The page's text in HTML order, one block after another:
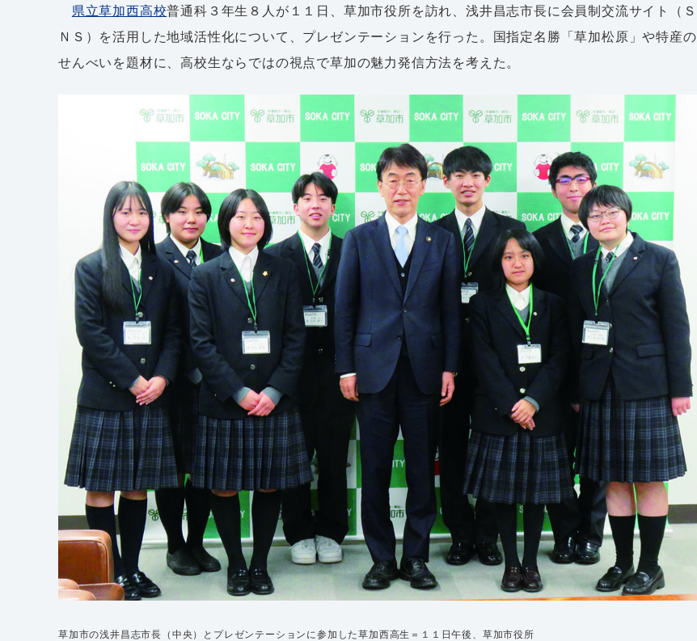
県立草加西高校普通科３年生８人が１１日、草加市役所を訪れ、浅井昌志市長に会員制交流サイト（Ｓ
ＮＳ）を活用した地域活性化について、プレゼンテーションを行った。国指定名勝「草加松原」や特産の
せんべいを題材に、高校生ならではの視点で草加の魅力発信方法を考えた。
草加市の浅井昌志市長（中央）とプレゼンテーションに参加した草加西高生＝１１日午後、草加市役所